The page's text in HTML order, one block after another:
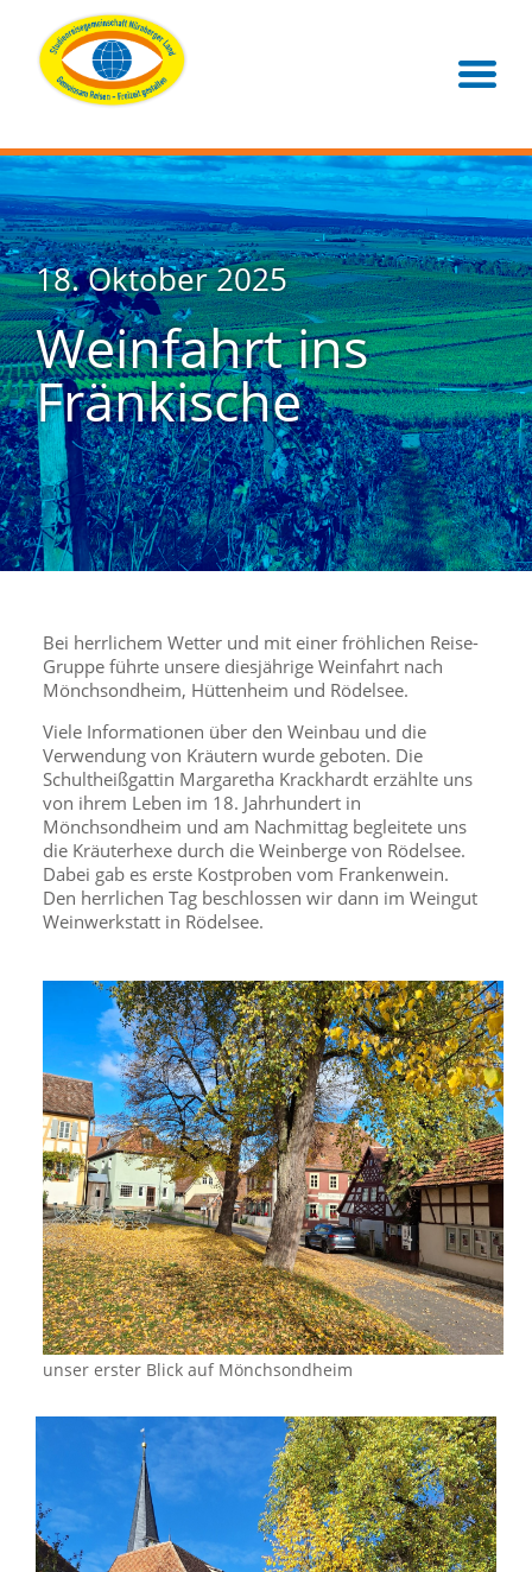
18. Oktober 2025
Weinfahrt ins
Fränkische
Bei herrlichem Wetter und mit einer fröhlichen Reise-
Gruppe führte unsere diesjährige Weinfahrt nach
Mönchsondheim, Hüttenheim und Rödelsee.
Viele Informationen über den Weinbau und die
Verwendung von Kräutern wurde geboten. Die
Schultheißgattin Margaretha Krackhardt erzählte uns
von ihrem Leben im 18. Jahrhundert in
Mönchsondheim und am Nachmittag begleitete uns
die Kräuterhexe durch die Weinberge von Rödelsee.
Dabei gab es erste Kostproben vom Frankenwein.
Den herrlichen Tag beschlossen wir dann im Weingut
Weinwerkstatt in Rödelsee.
unser erster Blick auf Mönchsondheim